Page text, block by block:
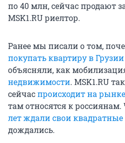
по 40 млн, сейчас продают
MSK1.RU риелтор.
Ранее мы писали о том,
покупать квартиру в
объясняли, как
недвижимости. MSK1.RU
сейчаспроисходит на
там относятся к россиянам.
лет ждали свои
дождались.